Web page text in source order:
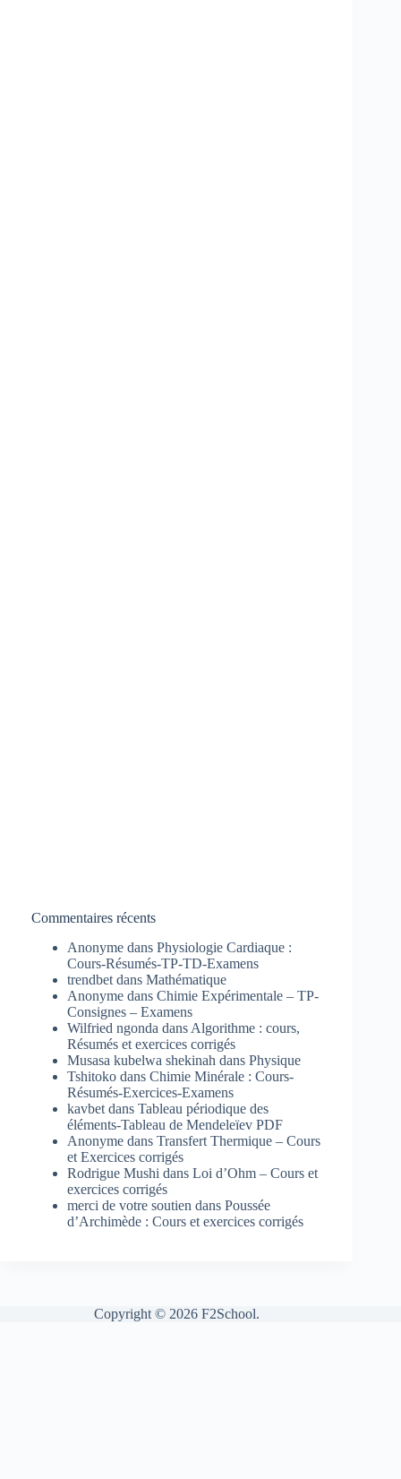
Commentaires récents
Anonyme dans Physiologie Cardiaque :
Cours-Résumés-TP-TD-Examens
trendbet dans Mathématique
Anonyme dans Chimie Expérimentale – TP-
Consignes – Examens
Wilfried ngonda dans Algorithme : cours,
Résumés et exercices corrigés
Musasa kubelwa shekinah dans Physique
Tshitoko dans Chimie Minérale : Cours-
Résumés-Exercices-Examens
kavbet dans Tableau périodique des
éléments-Tableau de Mendeleïev PDF
Anonyme dans Transfert Thermique – Cours
et Exercices corrigés
Rodrigue Mushi dans Loi d’Ohm – Cours et
exercices corrigés
merci de votre soutien dans Poussée
d’Archimède : Cours et exercices corrigés
Copyright © 2026 F2School.